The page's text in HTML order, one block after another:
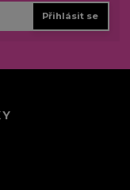
Přihlásit se